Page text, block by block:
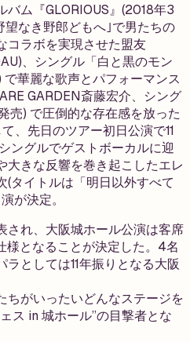
バム『GLORIOUS』(2018年3
なき野郎どもへ｣で男たちの
コラボを実現させた盟友
、シングル「白と黒のモン
で華麗な歌声とパフォーマンス
GARDEN斎藤宏介、シング
売) で圧倒的な存在感を放った
、先日のツアー初日公演で11
ングルでゲストボーカルに迎
大きな反響を巻き起こしたエレ
(タイトルは「明日以外すべて
が決定。
され、大阪城ホール公演は客席
となることが決定した。4名
としては11年振りとなる大阪
ちがいったいどんなステージを
ス in 城ホール”の目撃者とな